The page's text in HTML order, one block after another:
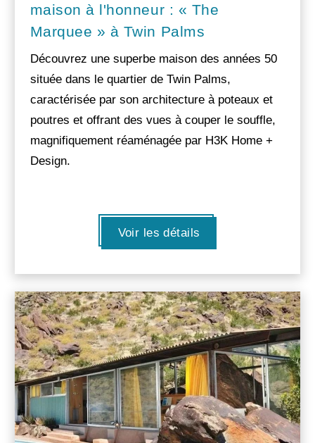
maison à l'honneur : « The
Marquee » à Twin Palms
Découvrez une superbe maison des années 50
située dans le quartier de Twin Palms,
caractérisée par son architecture à poteaux et
poutres et offrant des vues à couper le souffle,
magnifiquement réaménagée par H3K Home +
Design.
Voir les détails